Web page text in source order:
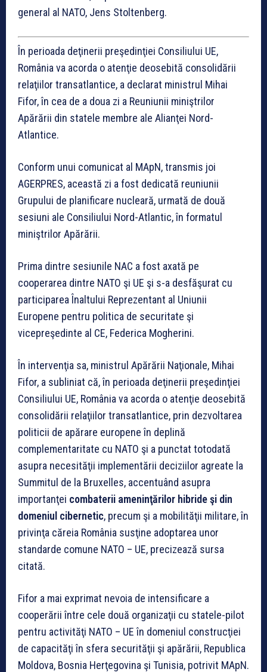
general al NATO, Jens Stoltenberg.
În perioada deţinerii preşedinţiei Consiliului UE,
România va acorda o atenţie deosebită consolidării
relaţiilor transatlantice, a declarat ministrul Mihai
Fifor, în cea de a doua zi a Reuniunii miniştrilor
Apărării din statele membre ale Alianţei Nord-
Atlantice.
Conform unui comunicat al MApN, transmis joi
AGERPRES, această zi a fost dedicată reuniunii
Grupului de planificare nucleară, urmată de două
sesiuni ale Consiliului Nord-Atlantic, în formatul
miniştrilor Apărării.
Prima dintre sesiunile NAC a fost axată pe
cooperarea dintre NATO şi UE şi s-a desfăşurat cu
participarea Înaltului Reprezentant al Uniunii
Europene pentru politica de securitate şi
vicepreşedinte al CE, Federica Mogherini.
În intervenţia sa, ministrul Apărării Naţionale, Mihai
Fifor, a subliniat că, în perioada deţinerii preşedinţiei
Consiliului UE, România va acorda o atenţie deosebită
consolidării relaţiilor transatlantice, prin dezvoltarea
politicii de apărare europene în deplină
complementaritate cu NATO şi a punctat totodată
asupra necesităţii implementării deciziilor agreate la
Summitul de la Bruxelles, accentuând asupra
importanţei combaterii ameninţărilor hibride şi din
domeniul cibernetic, precum şi a mobilităţii militare, în
privinţa căreia România susţine adoptarea unor
standarde comune NATO – UE, precizează sursa
citată.
Fifor a mai exprimat nevoia de intensificare a
cooperării între cele două organizaţii cu statele-pilot
pentru activităţi NATO – UE în domeniul construcţiei
de capacităţi în sfera securităţii şi apărării, Republica
Moldova, Bosnia Herţegovina şi Tunisia, potrivit MApN.